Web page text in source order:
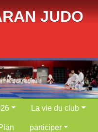
JUDO
La vie du club
participer